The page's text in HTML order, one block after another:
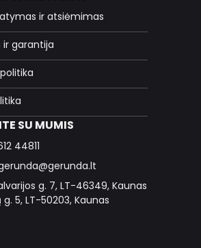
ir atsiėmimas
ir garantija
SU MUMIS
44811
g. 7, LT-46349, Kaunas
5, LT-50203, Kaunas